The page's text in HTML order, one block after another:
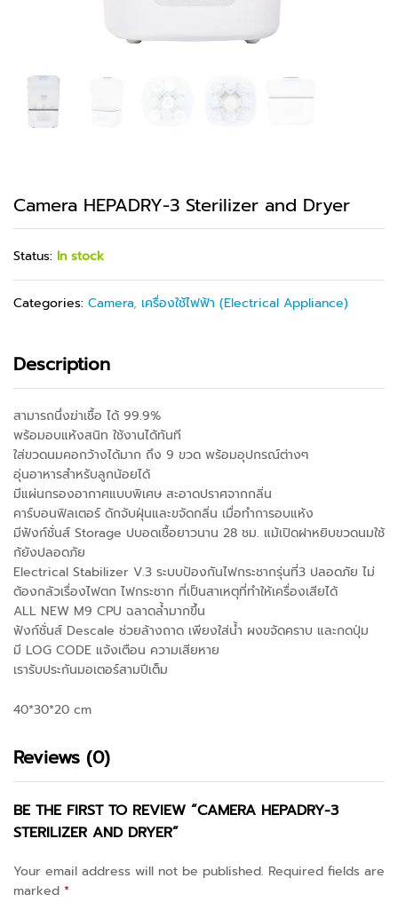
Camera HEPADRY-3 Sterilizer and Dryer
Status: In stock
Categories: Camera, เครื่องใช้ไฟฟ้า (Electrical Appliance)
Description
สามารถนึ่งฆ่าเชื้อ ได้ 99.9%
พร้อมอบแห้งสนิท ใช้งานได้ทันที
ใส่ขวดนมคอกว้างได้มาก ถึง 9 ขวด พร้อมอุปกรณ์ต่างๆ
อุ่นอาหารสำหรับลูกน้อยได้
มีแผ่นกรองอากาศแบบพิเศษ สะอาดปราศจากกลิ่น
คาร์บอนฟิลเตอร์ ดักจับฝุ่นและขจัดกลิ่น เมื่อทำการอบแห้ง
มีฟังก์ชั่นส์ Storage ปบอดเชื้อยาวนาน 28 ชม. แม้เปิดฝาหยิบขวดนมใช้
ก้ยังปลอดภัย
Electrical Stabilizer V.3 ระบบป้องกันไฟกระชากรุ่นที่3 ปลอดภัย ไม่
ต้องกลัวเรื่องไฟตก ไฟกระชาก ที่เป็นสาเหตุที่ทำให้เครื่องเสียได้
ALL NEW M9 CPU ฉลาดล้ำมากขึ้น
ฟังก์ชั่นส์ Descale ช่วยล้างถาด เพียงใส่น้ำ ผงขจัดคราบ และกดปุ่ม
มี LOG CODE แจ้งเตือน ความเสียหาย
เรารับประกันมอเตอร์สามปีเต็ม
40*30*20 cm
Reviews (0)
BE THE FIRST TO REVIEW “CAMERA HEPADRY-3
STERILIZER AND DRYER”
Your email address will not be published. Required fields are
marked *